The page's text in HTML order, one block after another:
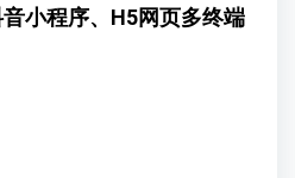
小程序、H5网页多终端